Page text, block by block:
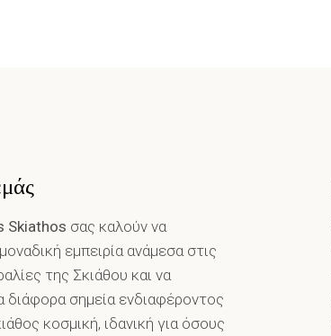
Skiathos σας καλούν να
εμπειρία ανάμεσα στις
της Σκιάθου και να
διάφορα σημεία ενδιαφέροντος
κοσμική, ιδανική για όσους